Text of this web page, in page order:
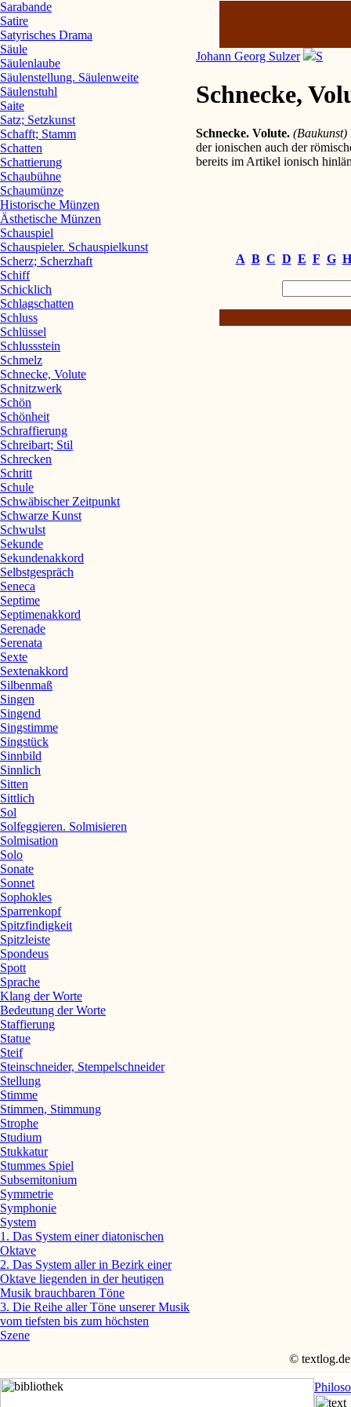
Johann Georg Sulzer S
Schnecke,
Schnecke. Volute. (Baukunst)
der ionischen auch der
bereits im Artikel ionisch
A B C D E F G H
Sarabande
Satire
Satyrisches Drama
Säule
Säulenlaube
Säulenstellung. Säulenweite
Säulenstuhl
Saite
Satz; Setzkunst
Schafft; Stamm
Schatten
Schattierung
Schaubühne
Schaumünze
Historische Münzen
Ästhetische Münzen
Schauspiel
Schauspieler. Schauspielkunst
Scherz; Scherzhaft
Schiff
Schicklich
Schlagschatten
Schluss
Schlüssel
Schlussstein
Schmelz
Schnecke, Volute
Schnitzwerk
Schön
Schönheit
Schraffierung
Schreibart; Stil
Schrecken
Schritt
Schule
Schwäbischer Zeitpunkt
Schwarze Kunst
Schwulst
Sekunde
Sekundenakkord
Selbstgespräch
Seneca
Septime
Septimenakkord
Serenade
Serenata
Sexte
Sextenakkord
Silbenmaß
Singen
Singend
Singstimme
Singstück
Sinnbild
Sinnlich
Sitten
Sittlich
Sol
Solfeggieren. Solmisieren
Solmisation
Solo
Sonate
Sonnet
Sophokles
Sparrenkopf
Spitzfindigkeit
Spitzleiste
Spondeus
Spott
Sprache
Klang der Worte
Bedeutung der Worte
Staffierung
Statue
Steif
Steinschneider, Stempelschneider
Stellung
Stimme
Stimmen, Stimmung
Strophe
Studium
Stukkatur
Stummes Spiel
Subsemitonium
Symmetrie
Symphonie
System
1. Das System einer diatonischen
Oktave
2. Das System aller in Bezirk einer
Oktave liegenden in der heutigen
Musik brauchbaren Töne
3. Die Reihe aller Töne unserer Musik
vom tiefsten bis zum höchsten
Szene
© textlog.de